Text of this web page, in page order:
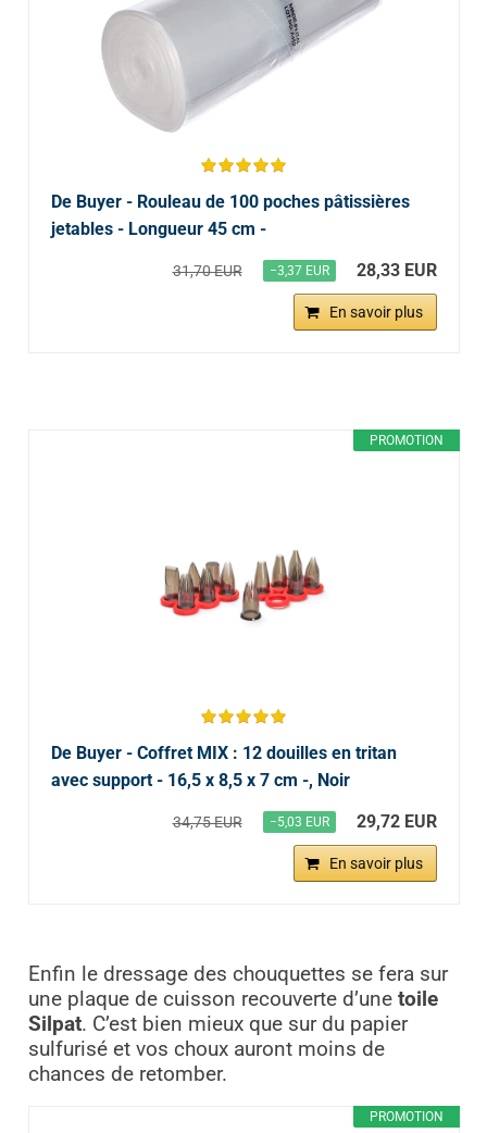
De Buyer - Rouleau de 100 poches pâtissières
jetables - Longueur 45 cm -
31,70 EUR −3,37 EUR 28,33 EUR
En savoir plus
PROMOTION
De Buyer - Coffret MIX : 12 douilles en tritan
avec support - 16,5 x 8,5 x 7 cm -, Noir
34,75 EUR −5,03 EUR 29,72 EUR
En savoir plus
Enfin le dressage des chouquettes se fera sur
une plaque de cuisson recouverte d’une toile
Silpat. C’est bien mieux que sur du papier
sulfurisé et vos choux auront moins de
chances de retomber.
PROMOTION